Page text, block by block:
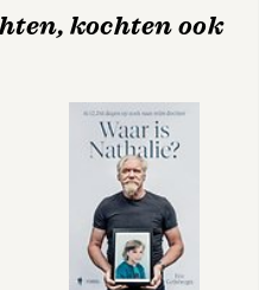
kochten ook